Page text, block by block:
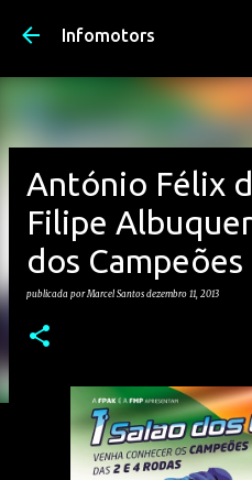
Avançar para o
Infomotors
António Félix
Filipe
dos Campeões
publicada porMarcel Santos dezembro 11, 2013